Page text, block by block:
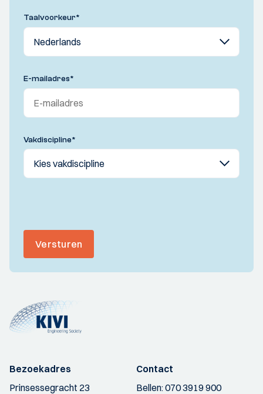
Taalvoorkeur*
E-mailadres*
Vakdiscipline*
Versturen
Bezoekadres
Prinsessegracht 23
Contact
Bellen:070 3919 900